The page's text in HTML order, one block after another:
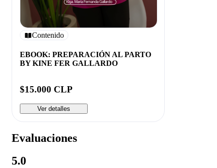
Contenido
EBOOK: PREPARACIÓN AL PARTO
BY KINE FER GALLARDO
$15.000 CLP
Ver detalles
Evaluaciones
5.0